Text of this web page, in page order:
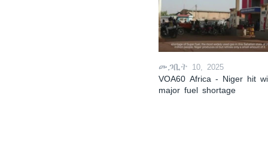
መጋቢት 10, 2025
VOA60 Africa - Niger hit
major fuel shortage